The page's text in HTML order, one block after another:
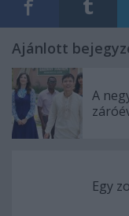
Ajánlott
A
Egy